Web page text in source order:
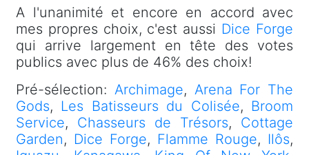
A l'unanimité et encore en accord avec
mes propres choix, c'est aussi Dice Forge
qui arrive largement en tête des votes
publics avec plus de 46% des choix!
Pré-sélection: Archimage, Arena For The
Gods, Les Batisseurs du Colisée, Broom
Service, Chasseurs de Trésors, Cottage
Garden, Dice Forge, Flamme Rouge, Ilôs,